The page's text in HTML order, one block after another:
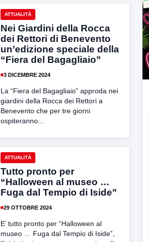
ATTUALITÀ
Nei Giardini della Rocca
dei Rettori di Benevento
un’edizione speciale della
“Fiera del Bagagliaio”
3 DICEMBRE 2024
La “Fiera del Bagagliaio” approda nei
giardini della Rocca dei Rettori a
Benevento che per tre giorni
ospiteranno...
ATTUALITÀ
Tutto pronto per
“Halloween al museo …
Fuga dal Tempio di Iside”
29 OTTOBRE 2024
E’ tutto pronto per “Halloween al
museo … Fuga dal Tempio di Iside”,